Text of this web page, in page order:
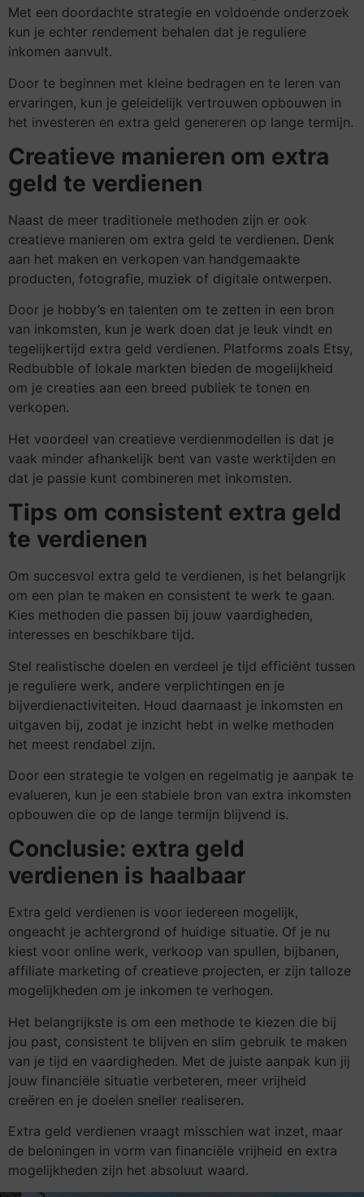
Met een doordachte strategie en voldoende onderzoek
kun je echter rendement behalen dat je reguliere
inkomen aanvult.
Door te beginnen met kleine bedragen en te leren van
ervaringen, kun je geleidelijk vertrouwen opbouwen in
het investeren en extra geld genereren op lange termijn.
Creatieve manieren om extra
geld te verdienen
Naast de meer traditionele methoden zijn er ook
creatieve manieren om extra geld te verdienen. Denk
aan het maken en verkopen van handgemaakte
producten, fotografie, muziek of digitale ontwerpen.
Door je hobby’s en talenten om te zetten in een bron
van inkomsten, kun je werk doen dat je leuk vindt en
tegelijkertijd extra geld verdienen. Platforms zoals Etsy,
Redbubble of lokale markten bieden de mogelijkheid
om je creaties aan een breed publiek te tonen en
verkopen.
Het voordeel van creatieve verdienmodellen is dat je
vaak minder afhankelijk bent van vaste werktijden en
dat je passie kunt combineren met inkomsten.
Tips om consistent extra geld
te verdienen
Om succesvol extra geld te verdienen, is het belangrijk
om een plan te maken en consistent te werk te gaan.
Kies methoden die passen bij jouw vaardigheden,
interesses en beschikbare tijd.
Stel realistische doelen en verdeel je tijd efficiënt tussen
je reguliere werk, andere verplichtingen en je
bijverdienactiviteiten. Houd daarnaast je inkomsten en
uitgaven bij, zodat je inzicht hebt in welke methoden
het meest rendabel zijn.
Door een strategie te volgen en regelmatig je aanpak te
evalueren, kun je een stabiele bron van extra inkomsten
opbouwen die op de lange termijn blijvend is.
Conclusie: extra geld
verdienen is haalbaar
Extra geld verdienen is voor iedereen mogelijk,
ongeacht je achtergrond of huidige situatie. Of je nu
kiest voor online werk, verkoop van spullen, bijbanen,
affiliate marketing of creatieve projecten, er zijn talloze
mogelijkheden om je inkomen te verhogen.
Het belangrijkste is om een methode te kiezen die bij
jou past, consistent te blijven en slim gebruik te maken
van je tijd en vaardigheden. Met de juiste aanpak kun jij
jouw financiële situatie verbeteren, meer vrijheid
creëren en je doelen sneller realiseren.
Extra geld verdienen vraagt misschien wat inzet, maar
de beloningen in vorm van financiële vrijheid en extra
mogelijkheden zijn het absoluut waard.